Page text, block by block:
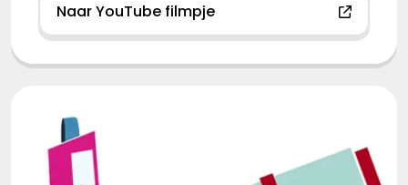
Naar YouTube filmpje